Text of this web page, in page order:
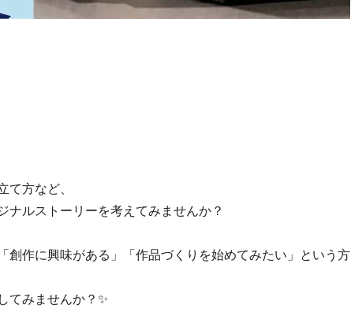
て方など、
ナルストーリーを考えてみませんか？
創作に興味がある」「作品づくりを始めてみたい」という方
てみませんか？✨